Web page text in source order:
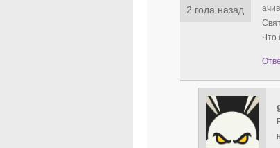
2 года назад
Что